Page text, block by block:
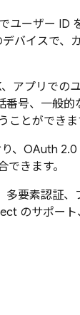
ユーザー ID
バイスで、
アプリでの
番号、一般
とができま
、OAuth
きます。
多要素認証
のサポー